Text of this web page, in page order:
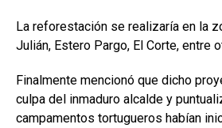
La reforestación se realizaría en la
Julián, Estero Pargo, El Corte, entre
Finalmente mencionó que dicho
culpa del inmaduro alcalde y
campamentos tortugueros habían